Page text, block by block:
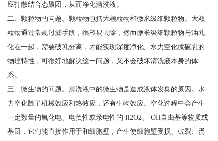
应打散结合态聚团，从而净化清洗液。
二、颗粒物的问题。颗粒物包括大颗粒物和微米级细颗粒物。大颗
粒物通过常规过滤手段，很容易去除，然而微米级细颗粒物与油乳
化在一起，需要破乳分离，才能实现深度净化。水力空化微破乳的
物理特性，可很好地解决这一问题，又不会破坏清洗液本身的体
系。
三、微生物的问题。清洗液中的微生物是造成液体发臭的原因。水
力空化除了机械效应和热效应，还有生物效应。空化过程中会产生
一定数量的氧化电、电负性或亲电性的 H2O2、-OH自由基等物质或
基团，它们能直接作用于和细胞壁，产生使细胞壁受损、破裂、蛋